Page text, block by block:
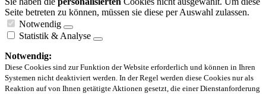
Seite betreten zu können, müssen sie diese per Auswahl zulassen.
Notwendig
Statistik & Analyse
Notwendig:
Diese Cookies sind zur Funktion der Website erforderlich und können in Ihren
Systemen nicht deaktiviert werden. In der Regel werden diese Cookies nur als
Reaktion auf von Ihnen getätigte Aktionen gesetzt, die einer Dienstanforderung